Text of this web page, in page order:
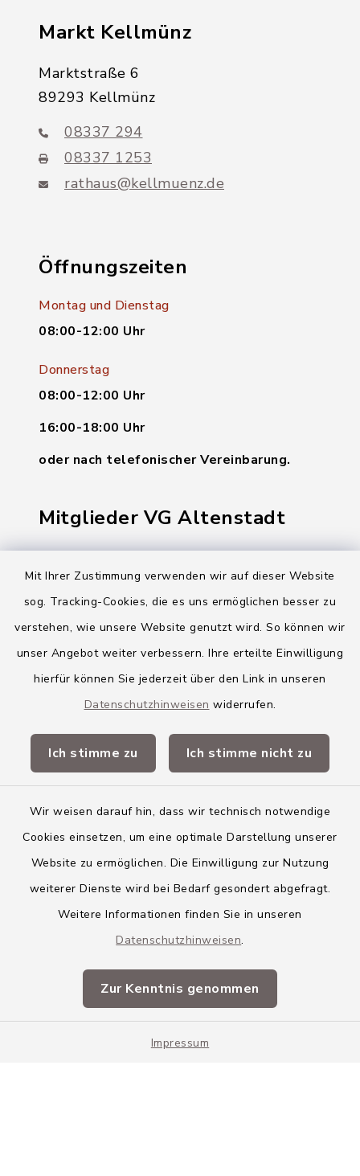
Mit Ihrer Zustimmung verwenden wir auf dieser Website
sog. Tracking-Cookies, die es uns ermöglichen besser zu
verstehen, wie unsere Website genutzt wird. So können wir
unser Angebot weiter verbessern. Ihre erteilte Einwilligung
hierfür können Sie jederzeit über den Link in unseren
Datenschutzhinweisen widerrufen.
Ich stimme zu Ich stimme nicht zu
Wir weisen darauf hin, dass wir technisch notwendige
Cookies einsetzen, um eine optimale Darstellung unserer
Website zu ermöglichen. Die Einwilligung zur Nutzung
weiterer Dienste wird bei Bedarf gesondert abgefragt.
Weitere Informationen finden Sie in unseren
Datenschutzhinweisen.
Zur Kenntnis genommen
Impressum
Markt Kellmünz
Marktstraße 6
89293 Kellmünz
08337 294
08337 1253
rathaus@kellmuenz.de
Öffnungszeiten
Montag und Dienstag
08:00-12:00 Uhr
Donnerstag
08:00-12:00 Uhr
16:00-18:00 Uhr
oder nach telefonischer Vereinbarung.
Mitglieder VG Altenstadt
Markt Altenstadt
Gemeinde Osterberg
VG Altenstadt
Landkreis Neu-Ulm
Barrierefreiheit
Impressum
Sitemap